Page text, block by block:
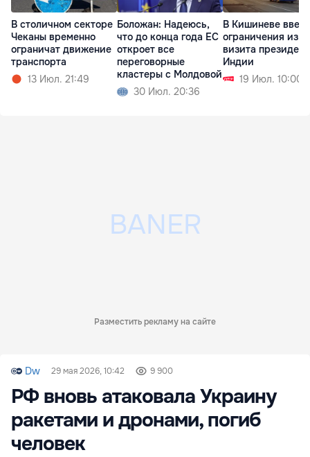
В столичном секторе
Чеканы временно
ограничат движение
транспорта
13 Июл. 21:49
Боложан: Надеюсь,
что до конца года ЕС
откроет все
переговорные
кластеры с Молдовой
30 Июл. 20:36
В Кишиневе
ограничения из-
визита
Индии
19 Июл. 10:00
Разместить рекламу на сайте
Dw 29 мая 2026, 10:42 9 900
РФ вновь атаковала Украину
ракетами и дронами, погиб
человек